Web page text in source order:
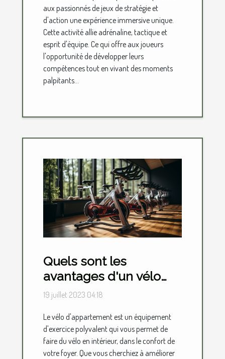
aux passionnés de jeux de stratégie et
d'action une expérience immersive unique.
Cette activité allie adrénaline, tactique et
esprit d'équipe. Ce qui offre aux joueurs
l'opportunité de développer leurs
compétences tout en vivant des moments
palpitants...
Quels sont les
avantages d'un vélo
d'appartement ?
19 juillet 2023 04:18
Le vélo d'appartement est un équipement
d'exercice polyvalent qui vous permet de
faire du vélo en intérieur, dans le confort de
votre foyer. Que vous cherchiez à améliorer